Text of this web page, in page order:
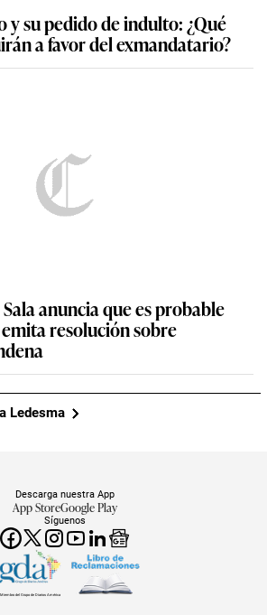
y su pedido de indulto: ¿Qué
acciones se seguirán a favor del exmandatario?
anuncia que es probable
resolución sobre
Ledesma
Síguenos
Descarga nuestra App
App StoreGoogle Play
Miembro del Grupo de Diarios América